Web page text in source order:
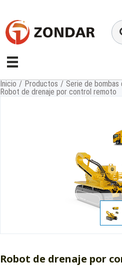
contenido
Inicio / Productos / Serie de bombas
Robot de drenaje por control remoto
Robot de drenaje por